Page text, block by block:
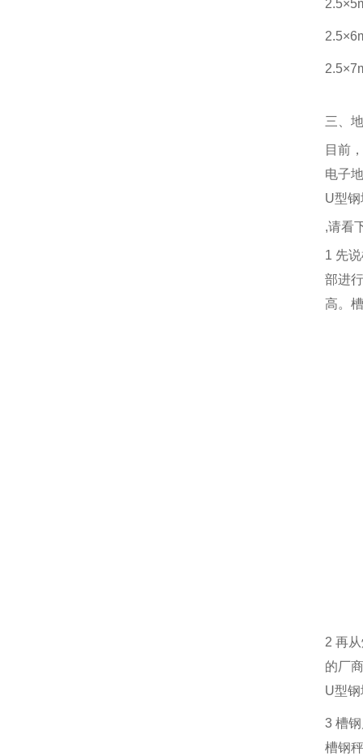
三、
目前
电子
U型
,请看
1 先
部进
高。
2 再
的厂
U型
3 槽
槽钢